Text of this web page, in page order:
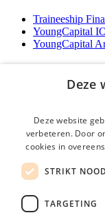
Traineeship
YoungCapital
YoungCapital
Contractvormen
Brochure
Vacature
Partners
Contact
Social
Deze
Deze website
verbeteren. Door
cookies in
STRIKT
TARGETING